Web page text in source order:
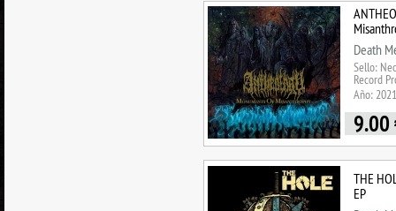
Death
Sello:
Record
Año: 2021
9.00
THE
EP